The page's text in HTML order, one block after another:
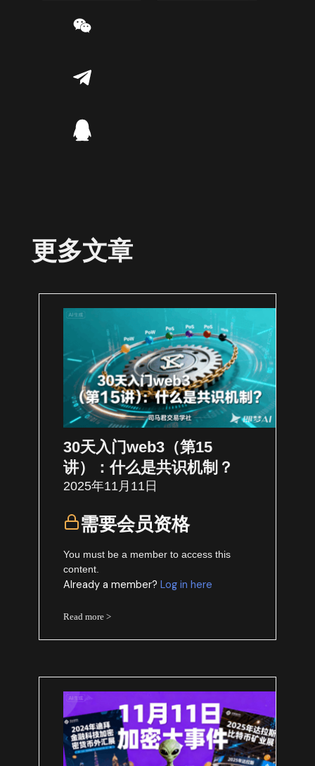
更多文章
30天入门web3（第15
讲）：什么是共识机制？
2025年11月11日
需要会员资格
You must be a member to access this
content.
Already a member?Log in here
Read more >